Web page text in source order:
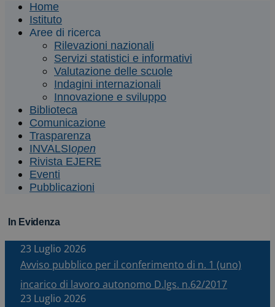
Home
Istituto
Aree di ricerca
Rilevazioni nazionali
Servizi statistici e informativi
Valutazione delle scuole
Indagini internazionali
Innovazione e sviluppo
Biblioteca
Comunicazione
Trasparenza
INVALSIopen
Rivista EJERE
Eventi
Pubblicazioni
In Evidenza
23 Luglio 2026
Avviso pubblico per il conferimento di n. 1 (uno)
incarico di lavoro autonomo D.lgs. n.62/2017
23 Luglio 2026